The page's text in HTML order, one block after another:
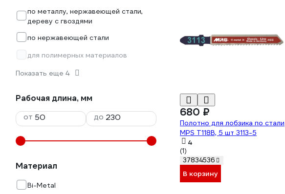
по металлу, нержавеющей стали,
дереву с гвоздями
по нержавеющей стали
для полимерных материалов
Показать еще 4
Рабочая длина, мм
от
до
Материал
Bi-Metal
680 ₽
Полотно для лобзика по стали
MPS T118B, 5 шт 3113-5
4
(1)
37834536
В корзину